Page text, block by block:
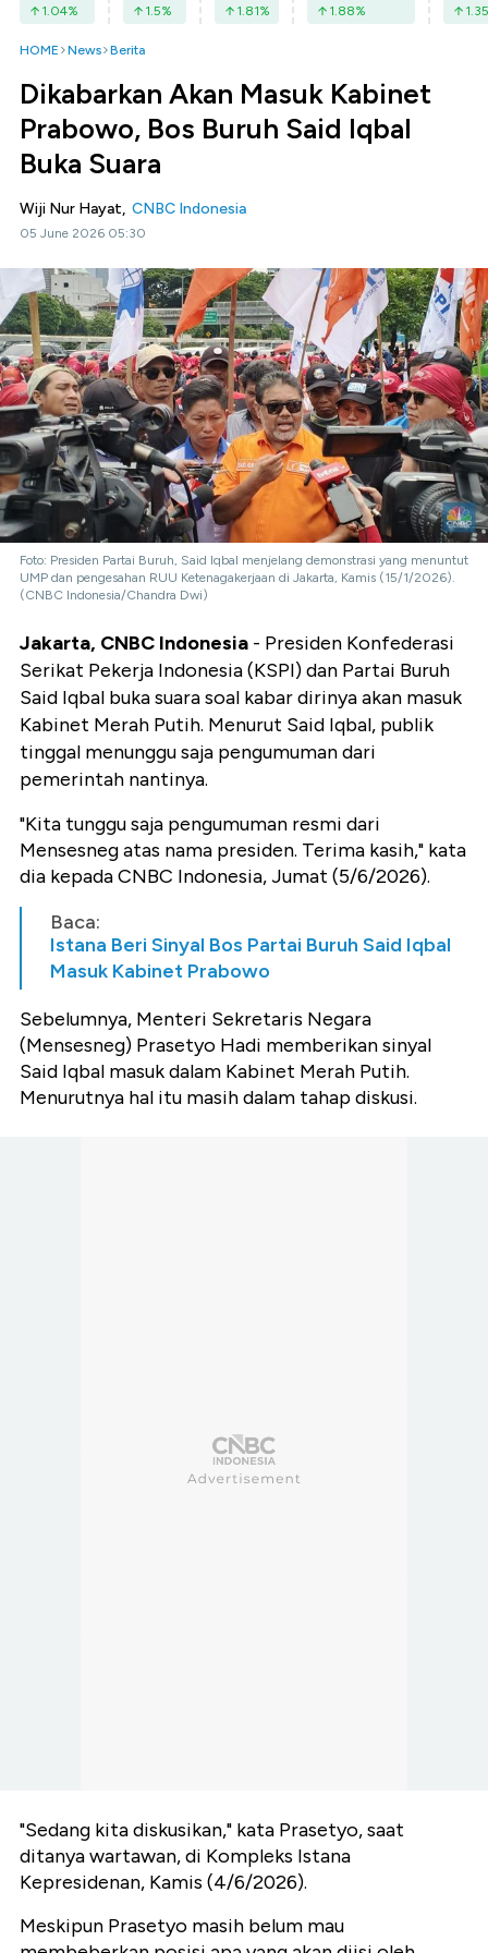
1.04% 1.5% 1.81% 1.88% 1.35
HOME News Berita
Dikabarkan Akan Masuk Kabinet
Prabowo, Bos Buruh Said Iqbal
Buka Suara
Wiji Nur Hayat, CNBC Indonesia
05 June 2026 05:30
Foto: Presiden Partai Buruh, Said Iqbal menjelang demonstrasi yang menuntut
UMP dan pengesahan RUU Ketenagakerjaan di Jakarta, Kamis (15/1/2026).
(CNBC Indonesia/Chandra Dwi)
Jakarta, CNBC Indonesia - Presiden Konfederasi
Serikat Pekerja Indonesia (KSPI) dan Partai Buruh
Said Iqbal buka suara soal kabar dirinya akan masuk
Kabinet Merah Putih. Menurut Said Iqbal, publik
tinggal menunggu saja pengumuman dari
pemerintah nantinya.
"Kita tunggu saja pengumuman resmi dari
Mensesneg atas nama presiden. Terima kasih," kata
dia kepada CNBC Indonesia, Jumat (5/6/2026).
Baca:
Istana Beri Sinyal Bos Partai Buruh Said Iqbal
Masuk Kabinet Prabowo
Sebelumnya, Menteri Sekretaris Negara
(Mensesneg) Prasetyo Hadi memberikan sinyal
Said Iqbal masuk dalam Kabinet Merah Putih.
Menurutnya hal itu masih dalam tahap diskusi.
"Sedang kita diskusikan," kata Prasetyo, saat
ditanya wartawan, di Kompleks Istana
Kepresidenan, Kamis (4/6/2026).
Meskipun Prasetyo masih belum mau